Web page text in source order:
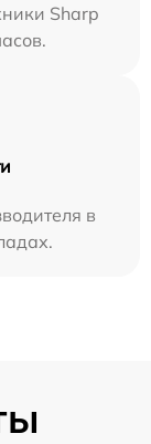
Sharp
в